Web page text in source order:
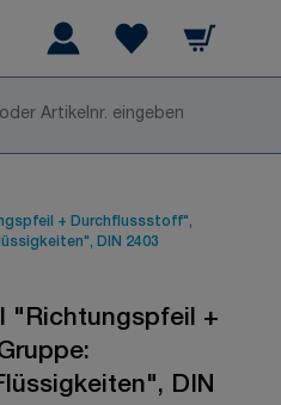
Warenkorb
+ Durchflussstoff",
DIN 2403
"Richtungspfeil +
DIN